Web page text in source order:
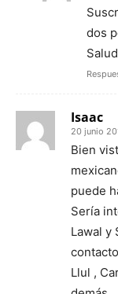
dos
Isaac
20 junio
Bien
puede
Sería
Lawal y
Llul ,